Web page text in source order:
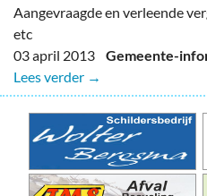
Bedrijven
Prikbord & Aanbiedingen
Plaats bericht
Aangevraagde en verleende
etc
03 april 2013 Gemeente-
Lees verder →